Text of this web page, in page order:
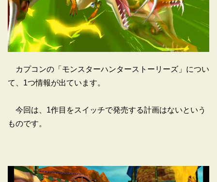
カプコンの「モンスターハンターストーリーズ」につい
て、1つ情報が出ています。
今回は、1作目をスイッチで発売する計画はないという
ものです。